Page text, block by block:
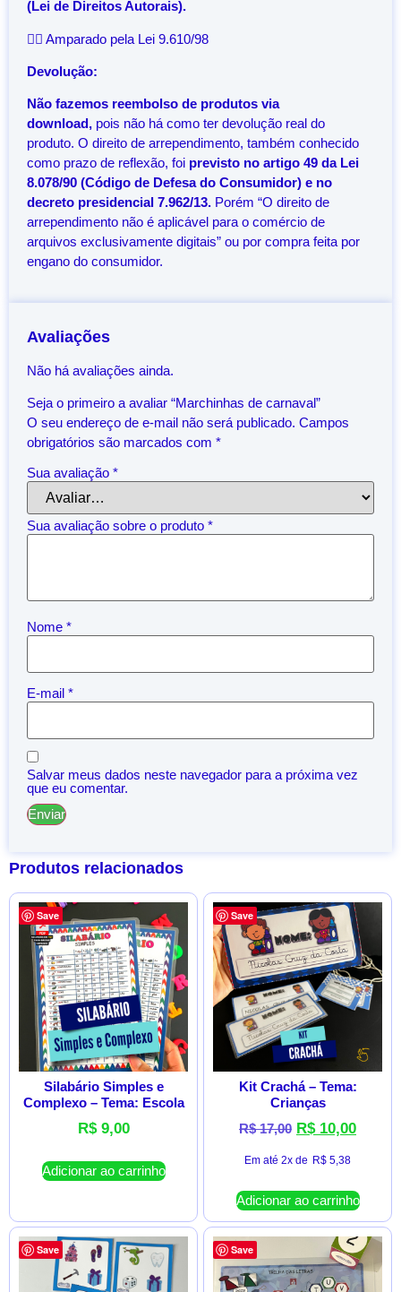
(Lei de Direitos Autorais).
👨‍⚖️ Amparado pela Lei 9.610/98
Devolução:
Não fazemos reembolso de produtos via
download, pois não há como ter devolução real do
produto. O direito de arrependimento, também conhecido
como prazo de reflexão, foi previsto no artigo 49 da Lei
8.078/90 (Código de Defesa do Consumidor) e no
decreto presidencial 7.962/13. Porém “O direito de
arrependimento não é aplicável para o comércio de
arquivos exclusivamente digitais” ou por compra feita por
engano do consumidor.
Avaliações
Não há avaliações ainda.
Seja o primeiro a avaliar “Marchinhas de carnaval”
O seu endereço de e-mail não será publicado. Campos
obrigatórios são marcados com *
Sua avaliação *
Sua avaliação sobre o produto *
Nome *
E-mail *
Salvar meus dados neste navegador para a próxima vez
que eu comentar.
Produtos relacionados
Save
Silabário Simples e
Complexo – Tema: Escola
R$9,00
Adicionar ao carrinho
Save
Kit Crachá – Tema:
Crianças
R$17,00 R$10,00
Em até 2x de R$ 5,38
Adicionar ao carrinho
Save Save